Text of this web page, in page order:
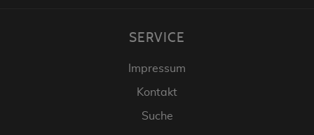
SERVICE
Impressum
Kontakt
Suche